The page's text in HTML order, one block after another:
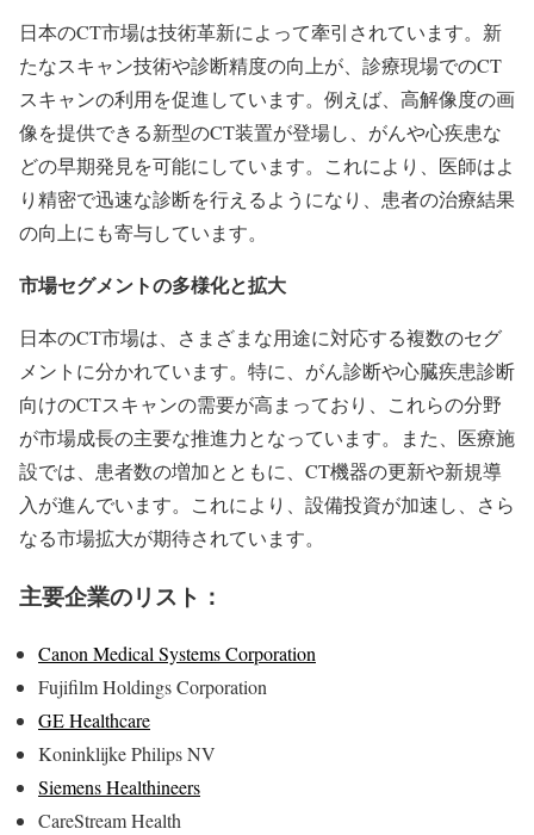
日本のCT市場は技術革新によって牽引されています。新
たなスキャン技術や診断精度の向上が、診療現場でのCT
スキャンの利用を促進しています。例えば、高解像度の画
像を提供できる新型のCT装置が登場し、がんや心疾患な
どの早期発見を可能にしています。これにより、医師はよ
り精密で迅速な診断を行えるようになり、患者の治療結果
の向上にも寄与しています。
市場セグメントの多様化と拡大
日本のCT市場は、さまざまな用途に対応する複数のセグ
メントに分かれています。特に、がん診断や心臓疾患診断
向けのCTスキャンの需要が高まっており、これらの分野
が市場成長の主要な推進力となっています。また、医療施
設では、患者数の増加とともに、CT機器の更新や新規導
入が進んでいます。これにより、設備投資が加速し、さら
なる市場拡大が期待されています。
主要企業のリスト：
Canon Medical Systems Corporation
Fujifilm Holdings Corporation
GE Healthcare
Koninklijke Philips NV
Siemens Healthineers
CareStream Health